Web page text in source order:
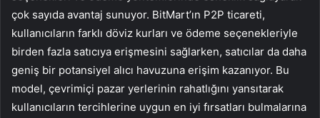
çok sayıda avantaj sunuyor. BitMart’ın P2P ticareti,
kullanıcıların farklı döviz kurları ve ödeme seçenekleriyle
birden fazla satıcıya erişmesini sağlarken, satıcılar da daha
geniş bir potansiyel alıcı havuzuna erişim kazanıyor. Bu
model, çevrimiçi pazar yerlerinin rahatlığını yansıtarak
kullanıcıların tercihlerine uygun en iyi fırsatları bulmalarına